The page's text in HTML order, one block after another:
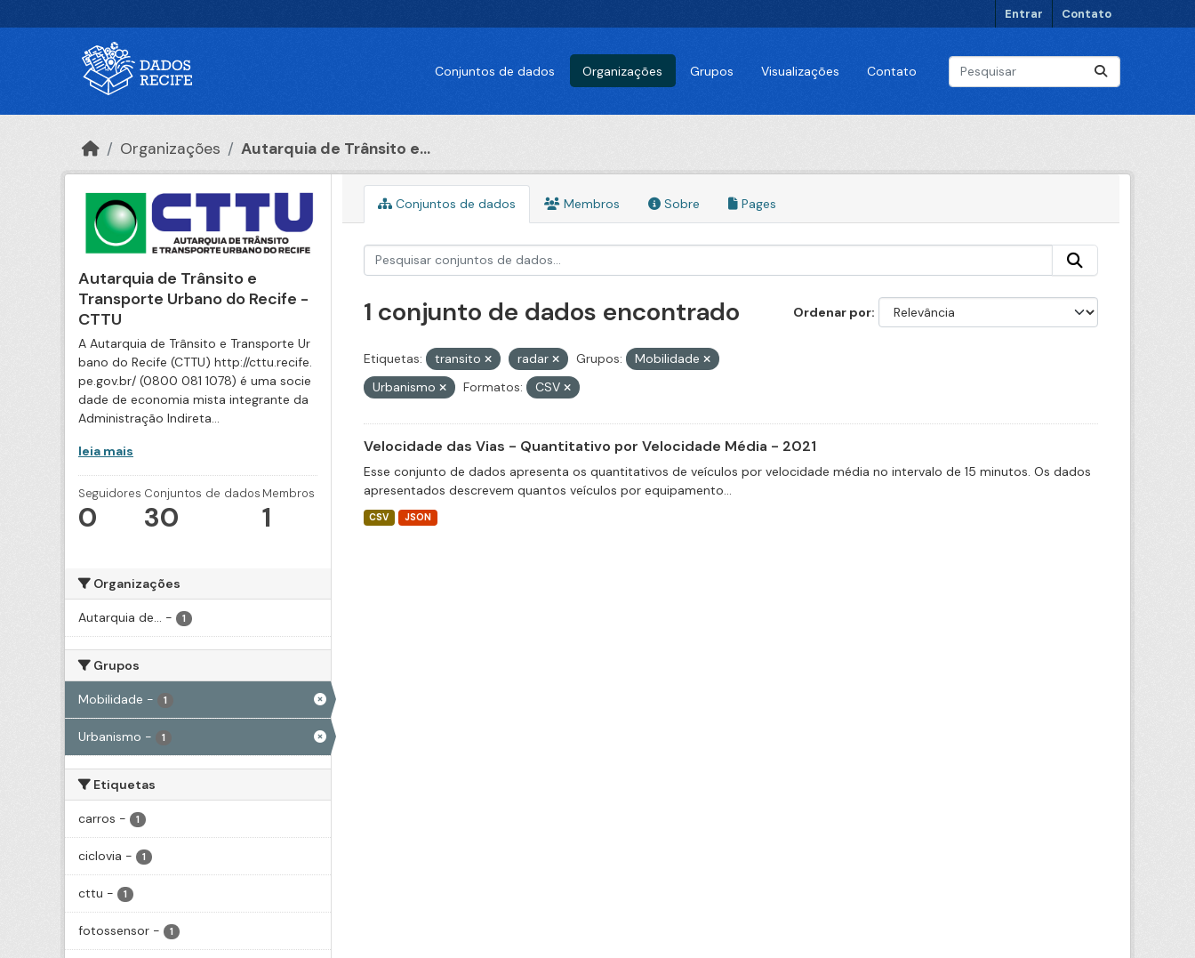
Entrar Contato
Conjuntos de dados Organizações Grupos Visualizações Contato
Organizações Autarquia de Trânsito e...
Autarquia de Trânsito e
Transporte Urbano do Recife -
CTTU
A Autarquia de Trânsito e Transporte Ur
bano do Recife (CTTU) http://cttu.recife.
pe.gov.br/ (0800 081 1078) é uma socie
dade de economia mista integrante da
Administração Indireta...
leia mais
Seguidores
0
Conjuntos de dados
30
Membros
1
Organizações
Autarquia de... - 1
Grupos
Mobilidade - 1
Urbanismo - 1
Etiquetas
carros - 1
ciclovia - 1
cttu - 1
fotossensor - 1
Conjuntos de dados Membros Sobre Pages
Ordenar por
1 conjunto de dados encontrado
Etiquetas: transito radar Grupos:
Mobilidade
Urbanismo
Formatos: CSV
Velocidade das Vias - Quantitativo por Velocidade Média - 2021
Esse conjunto de dados apresenta os quantitativos de veículos por velocidade média no intervalo de 15 minutos. Os dados
apresentados descrevem quantos veículos por equipamento...
CSV JSON